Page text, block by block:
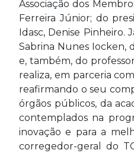
Associação dos
Ferreira Júnior; do
Idasc, Denise
Sabrina Nunes Iocken,
e, também, do
realiza, em parceria
reafirmando o seu
órgãos públicos, da
contemplados na
inovação e para a
corregedor-geral do